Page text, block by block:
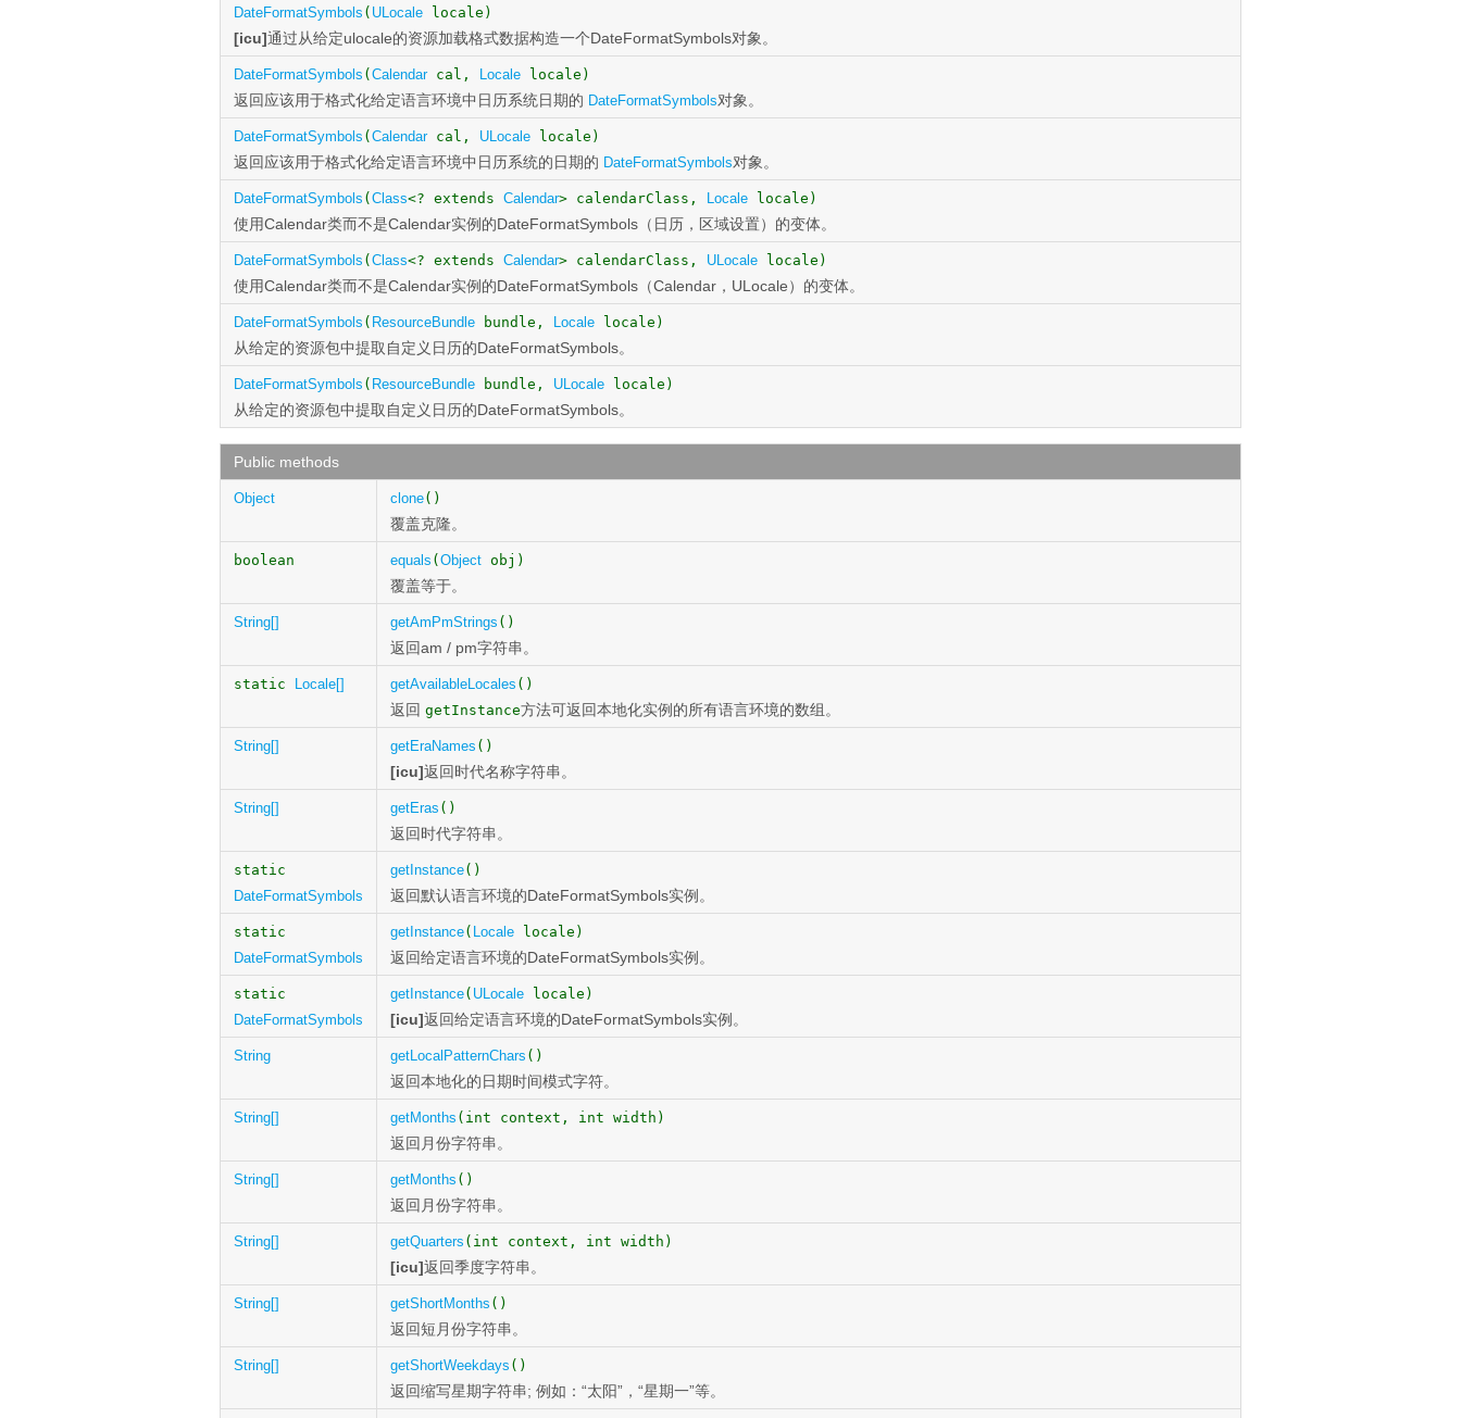
DateFormatSymbols ( ULocale locale)
[icu]通过从给定ulocale的资源加载格式数据构造一个DateFormatSymbols对象。
DateFormatSymbols ( Calendarcal, Locale locale)
返回应该用于格式化给定语言环境中日历系统日期的 DateFormatSymbols对象。
DateFormatSymbols ( Calendarcal, ULocale locale)
返回应该用于格式化给定语言环境中日历系统的日期的 DateFormatSymbols对象。
DateFormatSymbols ( Class<? extends Calendar> calendarClass, Locale locale)
使用Calendar类而不是Calendar实例的DateFormatSymbols（日历，区域设置）的变体。
DateFormatSymbols ( Class<? extends Calendar> calendarClass, ULocale locale)
使用Calendar类而不是Calendar实例的DateFormatSymbols（Calendar，ULocale）的变体。
DateFormatSymbols ( ResourceBundle bundle, Locale locale)
从给定的资源包中提取自定义日历的DateFormatSymbols。
DateFormatSymbols ( ResourceBundle bundle, ULocale locale)
从给定的资源包中提取自定义日历的DateFormatSymbols。
Public methods
Object clone()
覆盖克隆。
boolean equals ( Object obj)
覆盖等于。
String[] getAmPmStrings ()
返回am / pm字符串。
static Locale[] getAvailableLocales ()
返回 getInstance方法可返回本地化实例的所有语言环境的数组。
String[] getEraNames ()
[icu]返回时代名称字符串。
String[] getEras ()
返回时代字符串。
static
DateFormatSymbols
getInstance()
返回默认语言环境的DateFormatSymbols实例。
static
DateFormatSymbols
getInstance( Locale locale)
返回给定语言环境的DateFormatSymbols实例。
static
DateFormatSymbols
getInstance( ULocale locale)
[icu]返回给定语言环境的DateFormatSymbols实例。
String getLocalPatternChars ()
返回本地化的日期时间模式字符。
String[] getMonths (int context, int width)
返回月份字符串。
String[] getMonths ()
返回月份字符串。
String[] getQuarters (int context, int width)
[icu]返回季度字符串。
String[] getShortMonths ()
返回短月份字符串。
String[] getShortWeekdays ()
返回缩写星期字符串; 例如：“太阳”，“星期一”等。